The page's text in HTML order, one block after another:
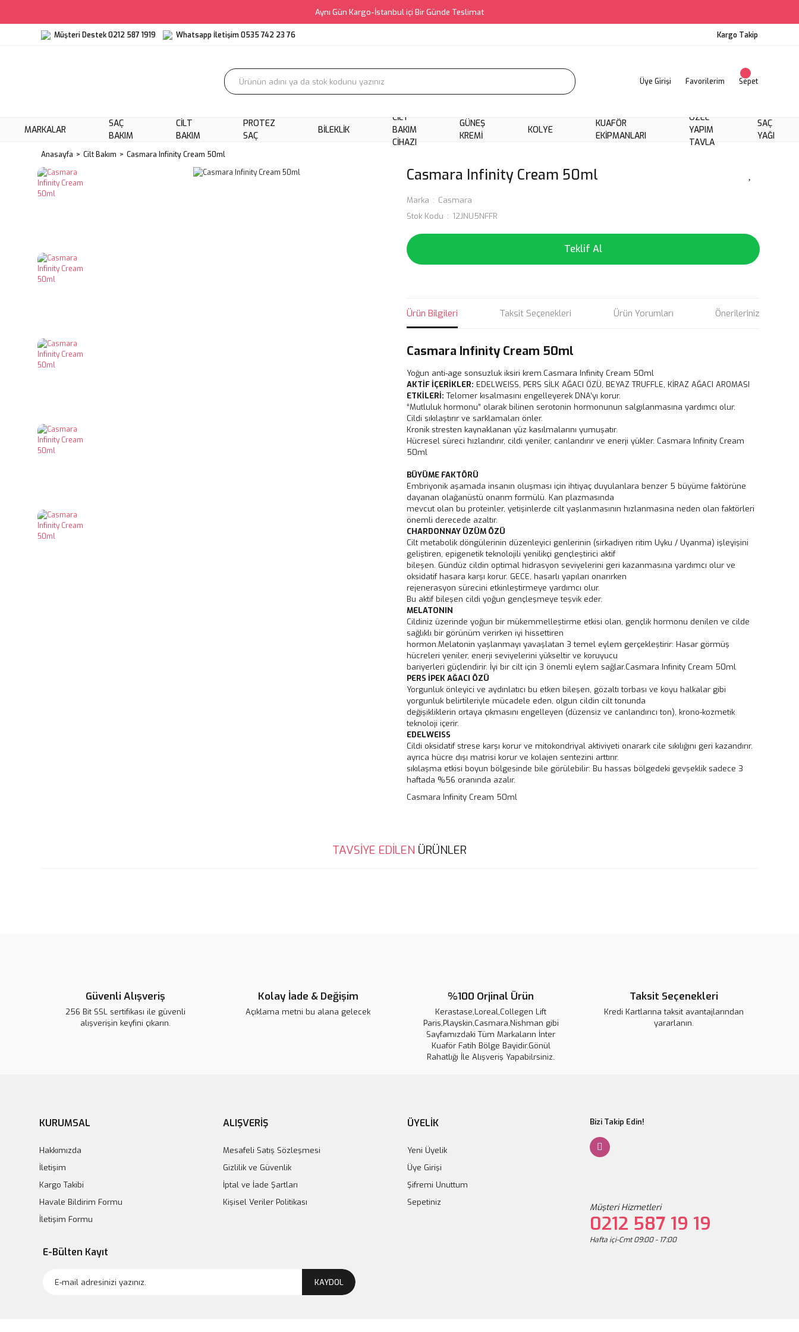
Aynı Gün Kargo-İstanbul içi Bir Günde Teslimat
Müşteri Destek 0212 587 1919 Whatsapp İletişim 0535 742 23 76 Kargo Takip
Üye Girişi Favorilerim Sepet
MARKALAR
SAÇ
BAKIM
CILT
BAKIM
PROTEZ
SAÇ
BILEKLIK
CILT
BAKIM
CIHAZI
GÜNEŞ
KREMI
KOLYE
KUAFÖR
EKIPMANLARI
ÖZEL
YAPIM
TAVLA
SAÇ
YAĞI
Anasayfa Cilt Bakım Casmara Infinity Cream 50ml
Casmara Infinity Cream 50ml
Marka
Casmara
Stok Kodu
12JNU5NFFR
Teklif Al
Ürün Bilgileri Taksit Seçenekleri Ürün Yorumları Önerileriniz
Casmara Infinity Cream 50ml
Yoğun anti-age sonsuzluk iksiri krem.Casmara Infinity Cream 50ml
AKTİF İÇERİKLER: EDELWEISS, PERS SİLK AĞACI ÖZÜ, BEYAZ TRUFFLE, KİRAZ AĞACI AROMASI
ETKİLERİ: Telomer kısalmasını engelleyerek DNA’yı korur.
“Mutluluk hormonu” olarak bilinen serotonin hormonunun salgılanmasına yardımcı olur.
Cildi sıkılaştırır ve sarklamaları önler.
Kronik stresten kaynaklanan yüz kasılmalarını yumuşatır.
Hücresel süreci hızlandırır, cildi yeniler, canlandırır ve enerji yükler. Casmara Infinity Cream
50ml
BÜYÜME FAKTÖRÜ
Embriyonik aşamada insanın oluşması için ihtiyaç duyulanlara benzer 5 büyüme faktörüne
dayanan olağanüstü onarım formülü. Kan plazmasında
mevcut olan bu proteinler, yetişinlerde cilt yaşlanmasının hızlanmasına neden olan faktörleri
önemli derecede azaltır.
CHARDONNAY ÜZÜM ÖZÜ
Cilt metabolik döngülerinin düzenleyici genlerinin (sirkadiyen ritim Uyku / Uyanma) işleyişini
geliştiren, epigenetik teknolojili yenilikçi gençleştirici aktif
bileşen. Gündüz cildin optimal hidrasyon seviyelerini geri kazanmasına yardımcı olur ve
oksidatif hasara karşı korur. GECE, hasarlı yapıları onarırken
rejenerasyon sürecini etkinleştirmeye yardımcı olur.
Bu aktif bileşen cildi yoğun gençleşmeye teşvik eder.
MELATONIN
Cildiniz üzerinde yoğun bir mükemmelleştirme etkisi olan, gençlik hormonu denilen ve cilde
sağlıklı bir görünüm verirken iyi hissettiren
hormon.Melatonin yaşlanmayı yavaşlatan 3 temel eylem gerçekleştirir: Hasar görmüş
hücreleri yeniler, enerji seviyelerini yükseltir ve koruyucu
bariyerleri güçlendirir. İyi bir cilt için 3 önemli eylem sağlar.Casmara Infinity Cream 50ml
PERS İPEK AĞACI ÖZÜ
Yorgunluk önleyici ve aydınlatıcı bu etken bileşen, gözaltı torbası ve koyu halkalar gibi
yorgunluk belirtileriyle mücadele eden, olgun cildin cilt tonunda
değişikliklerin ortaya çıkmasını engelleyen (düzensiz ve canlandırıcı ton), krono-kozmetik
teknoloji içerir.
EDELWEISS
Cildi oksidatif strese karşı korur ve mitokondriyal aktiviyeti onarark cile sıkılığını geri kazandırır.
ayrıca hücre dışı matrisi korur ve kolajen sentezini arttırır.
sıkılaşma etkisi boyun bölgesinde bile görülebilir: Bu hassas bölgedeki gevşeklik sadece 3
haftada %56 oranında azalır.
Casmara Infinity Cream 50ml
Bu ürünün fiyat bilgisi, resim, ürün açıklamalarında ve diğer konularda yetersiz gördüğünüz
noktaları öneri formunu kullanarak tarafımıza iletebilirsiniz.
TAVSİYE EDİLEN ÜRÜNLER
Güvenli Alışveriş
256 Bit SSL sertifikası ile güvenli
alışverişin keyfini çıkarın.
Kolay İade & Değişim
Açıklama metni bu alana gelecek
%100 Orjinal Ürün
Kerastase,Loreal,Collegen Lift
Paris,Playskin,Casmara,Nishman gibi
Sayfamızdaki Tüm Markaların İnter
Kuaför Fatih Bölge Bayidir.Gönül
Rahatlığı İle Alışveriş Yapabilrsiniz.
Taksit Seçenekleri
Kredi Kartlarına taksit avantajlarından
yararlanın.
KURUMSAL
Hakkımızda
İletişim
Kargo Takibi
Havale Bildirim Formu
İletişim Formu
ALIŞVERİŞ
Mesafeli Satış Sözleşmesi
Gizlilik ve Güvenlik
İptal ve İade Şartları
Kişisel Veriler Politikası
ÜYELİK
Yeni Üyelik
Üye Girişi
Şifremi Unuttum
Sepetiniz
Bizi Takip Edin!
Müşteri Hizmetleri
0212 587 19 19
Hafta içi-Cmt 09:00 - 17:00
E-Bülten Kayıt
KAYDOL